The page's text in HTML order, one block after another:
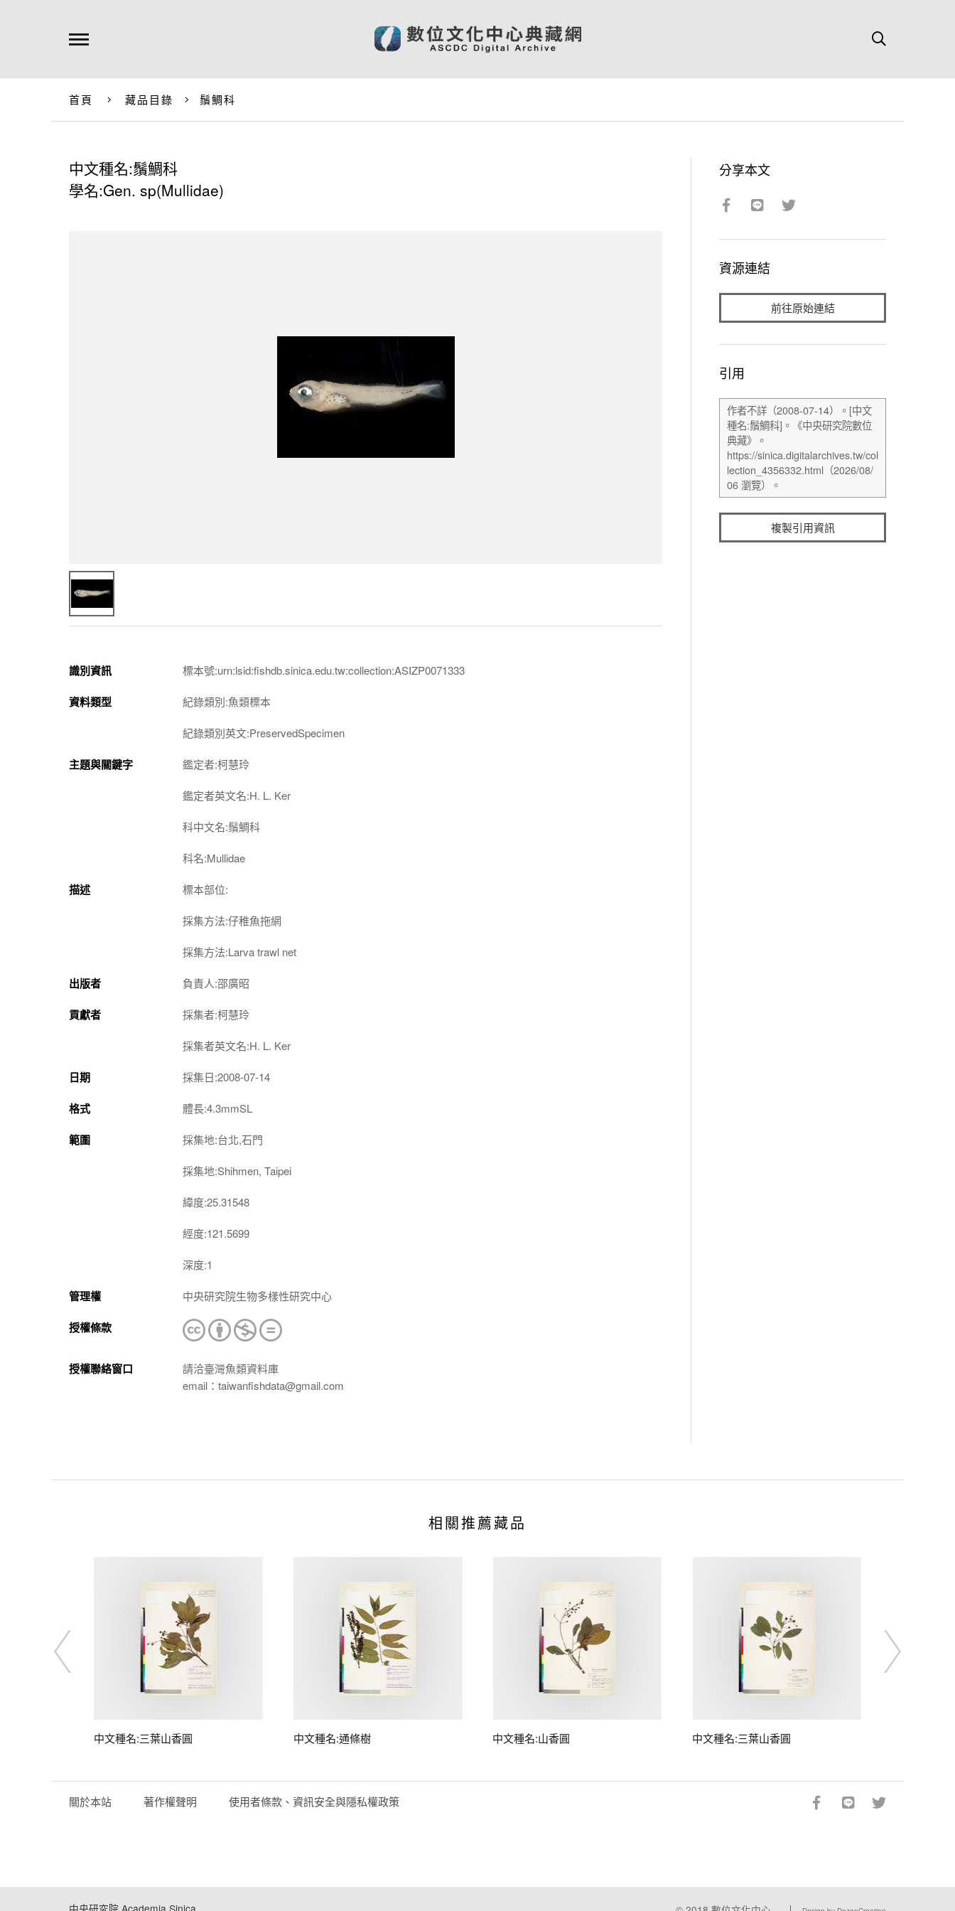
首頁 藏品目錄 鬚鯛科
中文種名:鬚鯛科
學名:Gen. sp(Mullidae)
識別資訊 標本號:urn:lsid:fishdb.sinica.edu.tw:collection:ASIZP0071333
資料類型 紀錄類別:魚類標本
紀錄類別英文:PreservedSpecimen
主題與關鍵字 鑑定者:柯慧玲
鑑定者英文名:H. L. Ker
科中文名:鬚鯛科
科名:Mullidae
描述 標本部位:
採集方法:仔稚魚拖網
採集方法:Larva trawl net
出版者 負責人:邵廣昭
貢獻者 採集者:柯慧玲
採集者英文名:H. L. Ker
日期 採集日:2008-07-14
格式 體長:4.3mmSL
範圍 採集地:台北,石門
採集地:Shihmen, Taipei
緯度:25.31548
經度:121.5699
深度:1
管理權 中央研究院生物多樣性研究中心
授權條款
授權聯絡窗口
請洽臺灣魚類資料庫
email：taiwanfishdata@gmail.com
分享本文
資源連結
前往原始連結
引用
複製引用資訊
相關推薦藏品
中文種名:三葉山香圓 中文種名:通條樹 中文種名:山香圓 中文種名:三葉山香圓
關於本站 著作權聲明 使用者條款、資訊安全與隱私權政策